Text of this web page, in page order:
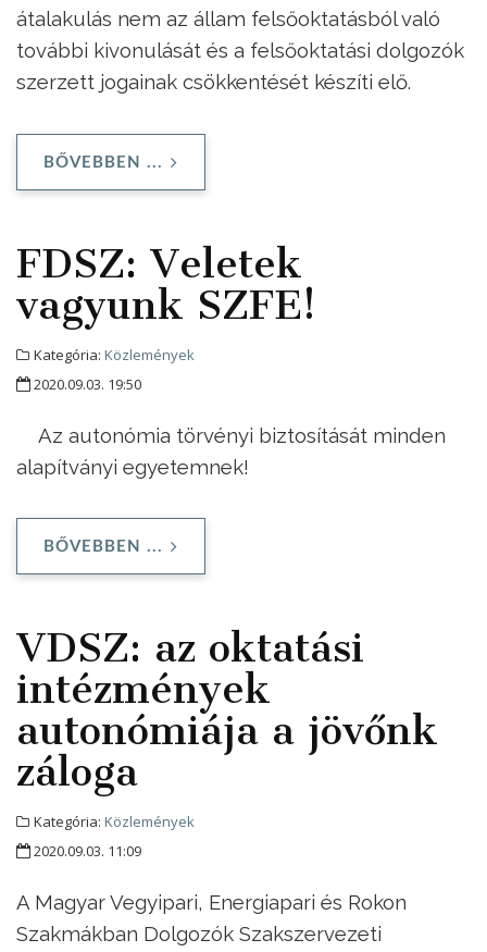
átalakulás nem az állam felsőoktatásból való
további kivonulását és a felsőoktatási dolgozók
szerzett jogainak csökkentését készíti elő.
BŐVEBBEN ...
FDSZ: Veletek
vagyunk SZFE!
Kategória: Közlemények
2020.09.03. 19:50
Az autonómia törvényi biztosítását minden
alapítványi egyetemnek!
BŐVEBBEN ...
VDSZ: az oktatási
intézmények
autonómiája a jövőnk
záloga
Kategória: Közlemények
2020.09.03. 11:09
A Magyar Vegyipari, Energiapari és Rokon
Szakmákban Dolgozók Szakszervezeti